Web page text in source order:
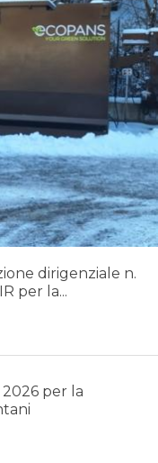
dirigenziale n.
per la...
per la